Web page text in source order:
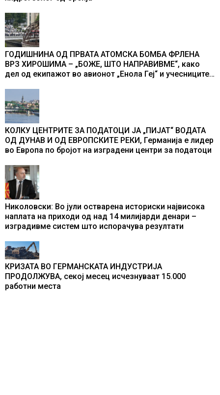
ГОДИШНИНА ОД ПРВАТА АТОМСКА БОМБА ФРЛЕНА
ВРЗ ХИРОШИМА – „БОЖЕ, ШТО НАПРАВИВМЕ“, како
дел од екипажот во авионот „Енола Геј“ и учесниците
промени текот на историјата
КОЛКУ ЦЕНТРИТЕ ЗА ПОДАТОЦИ ЈА „ПИЈАТ“ ВОДАТА
ОД ДУНАВ И ОД ЕВРОПСКИТЕ РЕКИ, Германија е лидер
во Европа по бројот на изградени центри за податоци
Николовски: Во јули остварена историски највисока
наплата на приходи од над 14 милијарди денари –
изградивме систем што испорачува резултати
КРИЗАТА ВО ГЕРМАНСКАТА ИНДУСТРИЈА
ПРОДОЛЖУВА, секој месец исчезнуваат 15.000
работни места